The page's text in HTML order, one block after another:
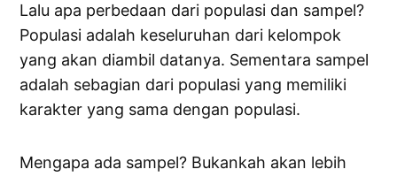
Lalu apa perbedaan dari populasi dan sampel?
Populasi adalah keseluruhan dari kelompok
yang akan diambil datanya. Sementara sampel
adalah sebagian dari populasi yang memiliki
karakter yang sama dengan populasi.
Mengapa ada sampel? Bukankah akan lebih